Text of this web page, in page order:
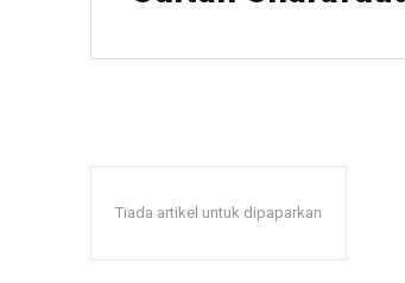
Tiada artikel untuk dipaparkan